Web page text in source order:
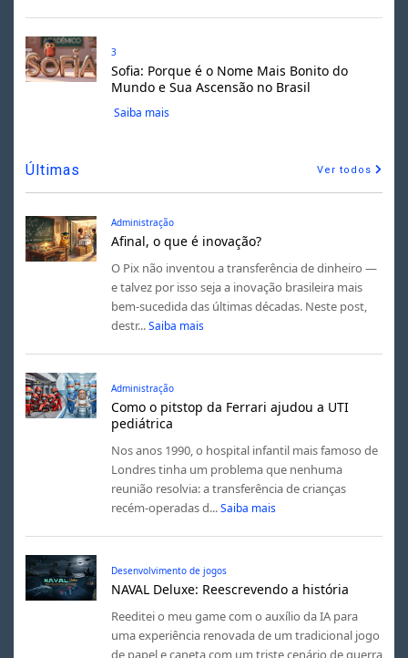
3
Sofia: Porque é o Nome Mais Bonito do
Mundo e Sua Ascensão no Brasil
Saiba mais
Últimas Ver todos
Administração
Afinal, o que é inovação?
O Pix não inventou a transferência de dinheiro —
e talvez por isso seja a inovação brasileira mais
bem-sucedida das últimas décadas. Neste post,
destr... Saiba mais
Administração
Como o pitstop da Ferrari ajudou a UTI
pediátrica
Nos anos 1990, o hospital infantil mais famoso de
Londres tinha um problema que nenhuma
reunião resolvia: a transferência de crianças
recém-operadas d... Saiba mais
Desenvolvimento de jogos
NAVAL Deluxe: Reescrevendo a história
Reeditei o meu game com o auxílio da IA para
uma experiência renovada de um tradicional jogo
de papel e caneta com um triste cenário de guerra